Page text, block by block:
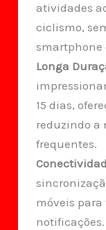
atividades
ciclismo,
smartphone
Longa
15 dias,
reduzindo a
frequentes.
móveis para
notificações.